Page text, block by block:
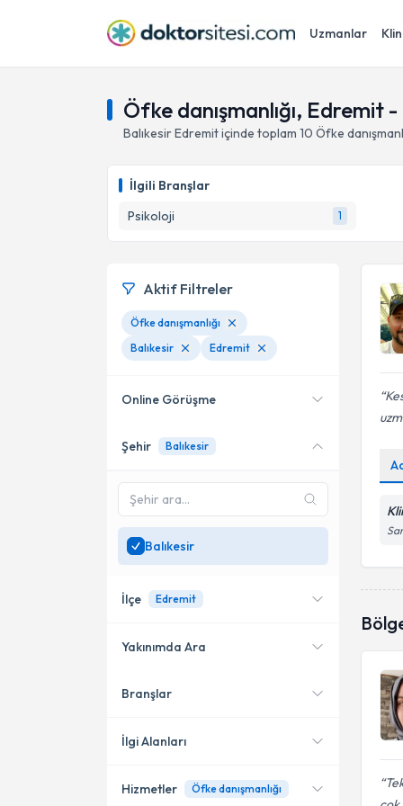
Uzmanlar
Öfke danışmanlığı, Edremit -
BalıkesirEdremitiçinde toplam 10 Öfke
İlgili Branşlar
Psikoloji
1
Aktif Filtreler
Öfke danışmanlığı
Balıkesir
Edremit
Online Görüşme
Online danışmanlık sunan
SadeceBalıkesir
bölgesinde uzman ara
Şehir Balıkesir
Balıkesir
İlçe Edremit
Altıeylül
Karesi
Yakınımda Ara
Konumuma yakın uzmanları
Branşlar
Psikoloji
İlgi Alanları
Hizmetler Öfke danışmanlığı